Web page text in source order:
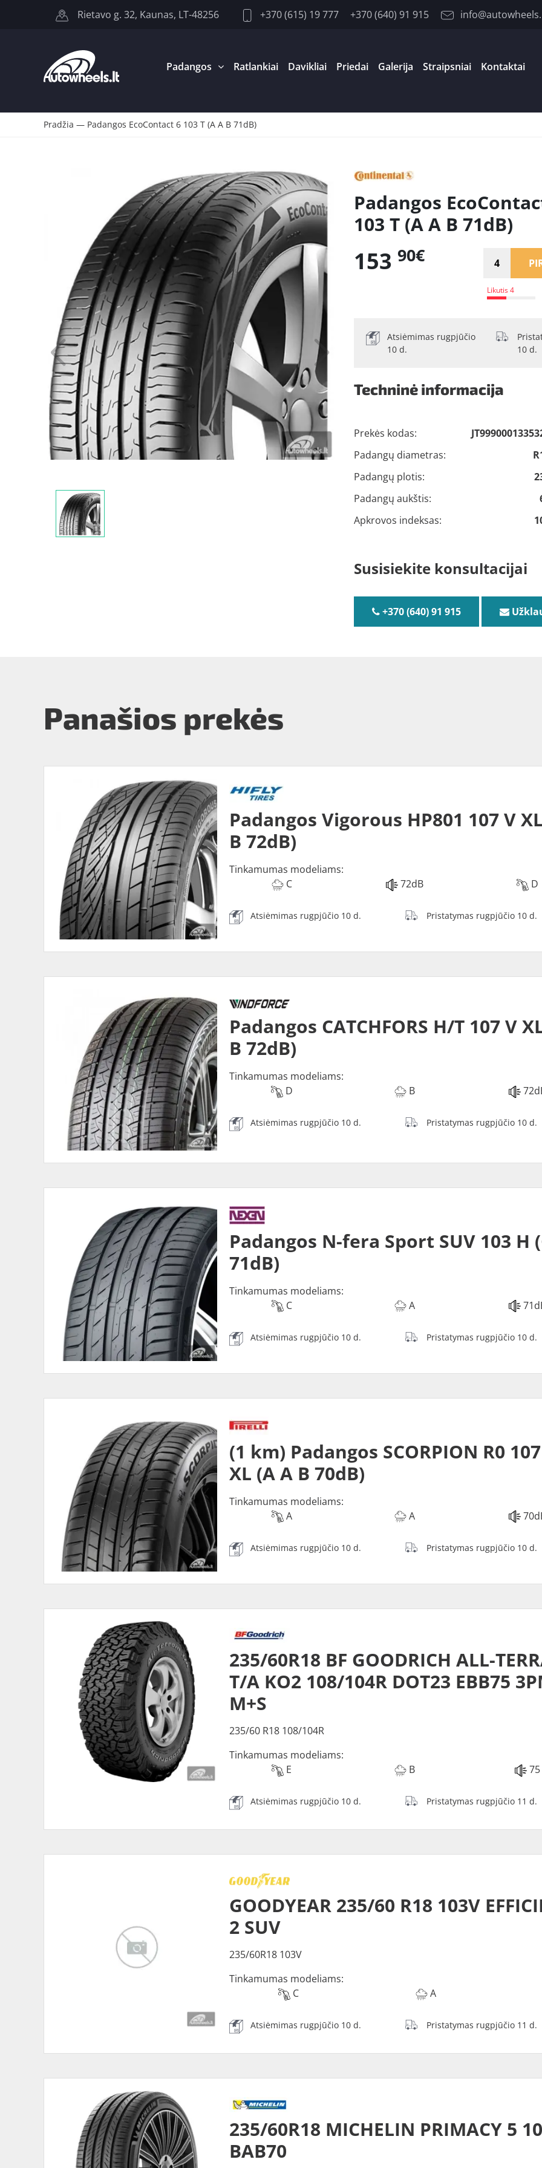
Rietavo g. 32, Kaunas, LT-48256 +370 (615) 19 777 +370 (640) 91 915
Padangos Ratlankiai Davikliai Priedai Galerija Straipsniai Kontaktai
Pradžia — Padangos EcoContact 6 103 T (A A B 71dB)
Padangos
103 T (A A B 71dB)
Likutis 4
153 90€
Atsiėmimas rugpjūčio
10 d.
10 d.
Techninė informacija
Prekės kodas:
Padangų diametras:
Padangų plotis:
Padangų aukštis:
Apkrovos indeksas:
Susisiekite konsultacijai
+370 (640) 91 915
Panašios prekės
Padangos Vigorous HP801 107 V
B 72dB)
Tinkamumas modeliams:
C
72dB D
Atsiėmimas rugpjūčio 10 d. Pristatymas rugpjūčio 10 d.
Padangos CATCHFORS H/T 107 V
B 72dB)
Tinkamumas modeliams:
D
B
Atsiėmimas rugpjūčio 10 d. Pristatymas rugpjūčio 10 d.
Padangos N-fera Sport SUV 103 H
71dB)
Tinkamumas modeliams:
C
A
Atsiėmimas rugpjūčio 10 d. Pristatymas rugpjūčio 10 d.
(1 km) Padangos SCORPION R0
XL (A A B 70dB)
Tinkamumas modeliams:
A
A
Atsiėmimas rugpjūčio 10 d. Pristatymas rugpjūčio 10 d.
235/60R18 BF GOODRICH ALL-
T/A KO2 108/104R DOT23 EBB75
M+S
235/60 R18 108/104R
Tinkamumas modeliams:
E
B 75
Atsiėmimas rugpjūčio 10 d. Pristatymas rugpjūčio 11 d.
GOODYEAR 235/60 R18 103V
2 SUV
235/60R18 103V
Tinkamumas modeliams:
C
A
Atsiėmimas rugpjūčio 10 d. Pristatymas rugpjūčio 11 d.
235/60R18 MICHELIN PRIMACY 5
BAB70